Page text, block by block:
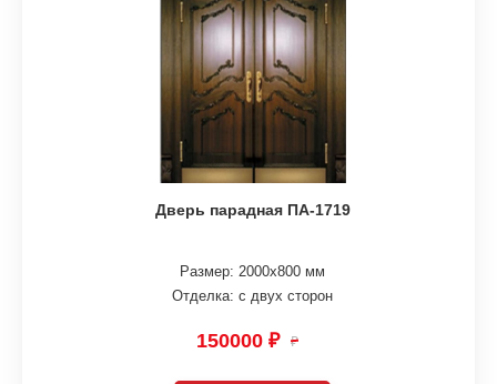
Дверь парадная ПА-1719
Размер: 2000х800 мм
Отделка: с двух сторон
150000 ₽ ₽